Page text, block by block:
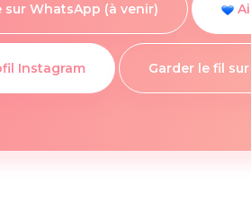
WhatsApp (à venir)
Instagram Garder le fil